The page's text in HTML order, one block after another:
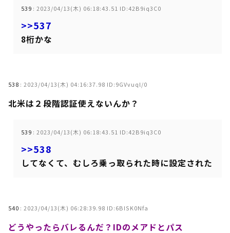
539 : 2023/04/13(木) 06:18:43.51 ID:42B9iq3C0
>>537
8桁かな
538 : 2023/04/13(木) 04:16:37.98 ID:9GVvuql/0
北米は２段階認証使えないんか？
539 : 2023/04/13(木) 06:18:43.51 ID:42B9iq3C0
>>538
してなくて、むしろ乗っ取られた時に設定された
540 : 2023/04/13(木) 06:28:39.98 ID:6BISK0Nfa
どうやったらバレるんだ？IDのメアドとパス